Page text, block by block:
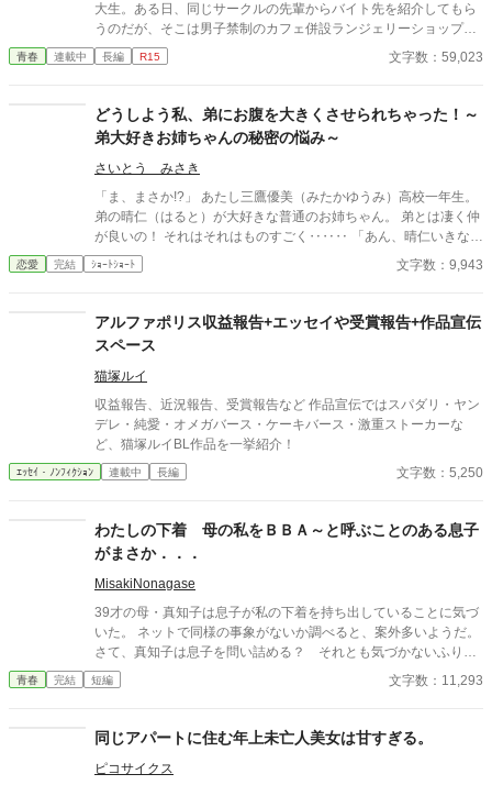
大生。ある日、同じサークルの先輩からバイト先を紹介してもら
うのだが、そこは男子禁制のカフェ併設ランジェリーショップ
で！？ ちょっとハレンチなお仕事カフェライフ、始まりま
す！！ ※この物語はフィクションであり実在の人物・団体・法律
成できないのでビキニで代用しています。
青春 連載中 長編 R15 文字数：59,023
どうしよう私、弟にお腹を大きくさせられちゃった！～
弟大好きお姉ちゃんの秘密の悩み～
さいとう みさき
「ま、まさか!?」 あたし三鷹優美（みたかゆうみ）高校一年生。
弟の晴仁（はると）が大好きな普通のお姉ちゃん。 弟とは凄く仲
が良いの！ それはそれはものすごく‥‥‥ 「あん、晴仁いきなり
そんなのお口に入らないよぉ～♡」 そんな関係のあたしたち。 で
もある日トイレであたしはアレが来そうなのになかなか来ないの
お腹が出て来てる!?」 お姉ちゃんの秘密の悩みです。
恋愛 完結 ｼｮｰﾄｼｮｰﾄ 文字数：9,943
アルファポリス収益報告+エッセイや受賞報告+作品宣伝
スペース
猫塚ルイ
収益報告、近況報告、受賞報告など 作品宣伝ではスパダリ・ヤン
デレ・純愛・オメガバース・ケーキバース・激重ストーカーな
ど、猫塚ルイBL作品を一挙紹介！
ｴｯｾｲ・ﾉﾝﾌｨｸｼｮﾝ 連載中 長編 文字数：5,250
わたしの下着 母の私をＢＢＡ～と呼ぶことのある息子
がまさか．．．
MisakiNonagase
39才の母・真知子は息子が私の下着を持ち出していることに気づ
いた。 ネットで同様の事象がないか調べると、案外多いようだ。
さて、真知子は息子を問い詰める？ それとも気づかないふりを
青春 完結 短編 文字数：11,293
同じアパートに住む年上未亡人美女は甘すぎる。
ピコサイクス